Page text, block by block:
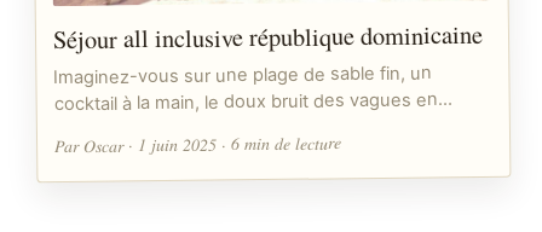
Séjour all inclusive république dominicaine
Imaginez-vous sur une plage de sable fin, un
cocktail à la main, le doux bruit des vagues en…
Par Oscar · 1 juin 2025 · 6 min de lecture